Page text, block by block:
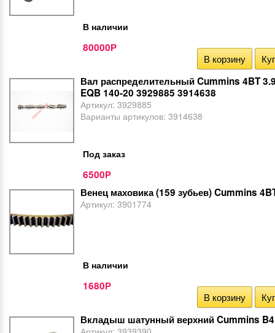
В наличии
80000Р
В корзину
Вал распределительный Cummins 4BT
EQB 140-20 3929885 3914638
Артикул: 3929885
Варианты артикулов: 3914638
Под заказ
6500Р
Венец маховика (159 зубьев) Cummins
Артикул: 3901774
В наличии
1680Р
В корзину
Вкладыш шатунный верхний Cummins